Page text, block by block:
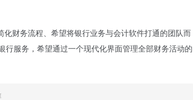
化财务流程、希望将银行业务与会计软件打通的团队而
服务，希望通过一个现代化界面管理全部财务活动的